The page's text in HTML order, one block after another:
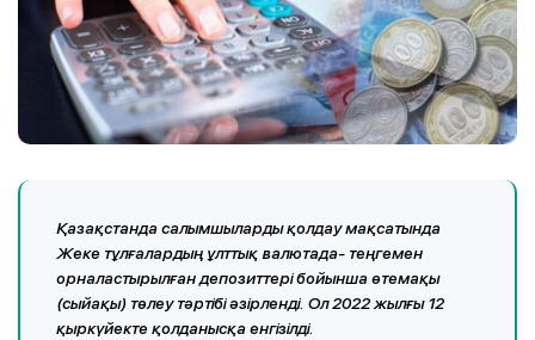
Қазақстанда салымшыларды қолдау мақсатында
Жеке тұлғалардың ұлттық валютада- теңгемен
орналастырылған депозиттері бойынша өтемақы
(сыйақы) төлеу тәртібі әзірленді. Ол 2022 жылғы 12
қыркүйекте қолданысқа енгізілді.